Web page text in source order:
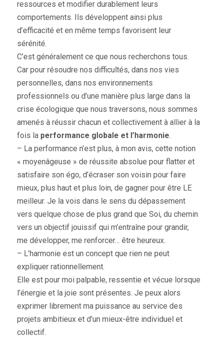
ressources et modifier durablement leurs
comportements. Ils développent ainsi plus
d’efficacité et en même temps favorisent leur
sérénité.
C’est généralement ce que nous recherchons tous.
Car pour résoudre nos difficultés, dans nos vies
personnelles, dans nos environnements
professionnels ou d’une manière plus large dans la
crise écologique que nous traversons, nous sommes
amenés à réussir chacun et collectivement à allier à la
fois la performance globale et l’harmonie.
– La performance n’est plus, à mon avis, cette notion
« moyenâgeuse » de réussite absolue pour flatter et
satisfaire son égo, d’écraser son voisin pour faire
mieux, plus haut et plus loin, de gagner pour être LE
meilleur. Je la vois dans le sens du dépassement
vers quelque chose de plus grand que Soi, du chemin
vers un objectif jouissif qui m’entraîne pour grandir,
me développer, me renforcer… être heureux.
– L’harmonie est un concept que rien ne peut
expliquer rationnellement.
Elle est pour moi palpable, ressentie et vécue lorsque
l’énergie et la joie sont présentes. Je peux alors
exprimer librement ma puissance au service des
projets ambitieux et d’un mieux-être individuel et
collectif.